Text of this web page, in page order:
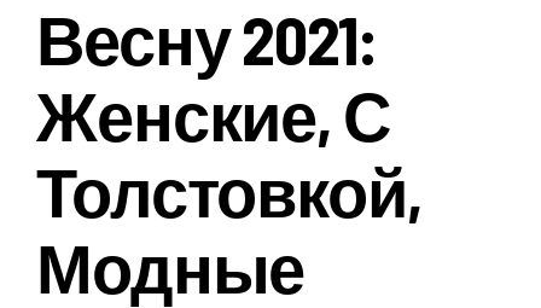
Весну 2021:
Женские, С
Толстовкой,
Модные